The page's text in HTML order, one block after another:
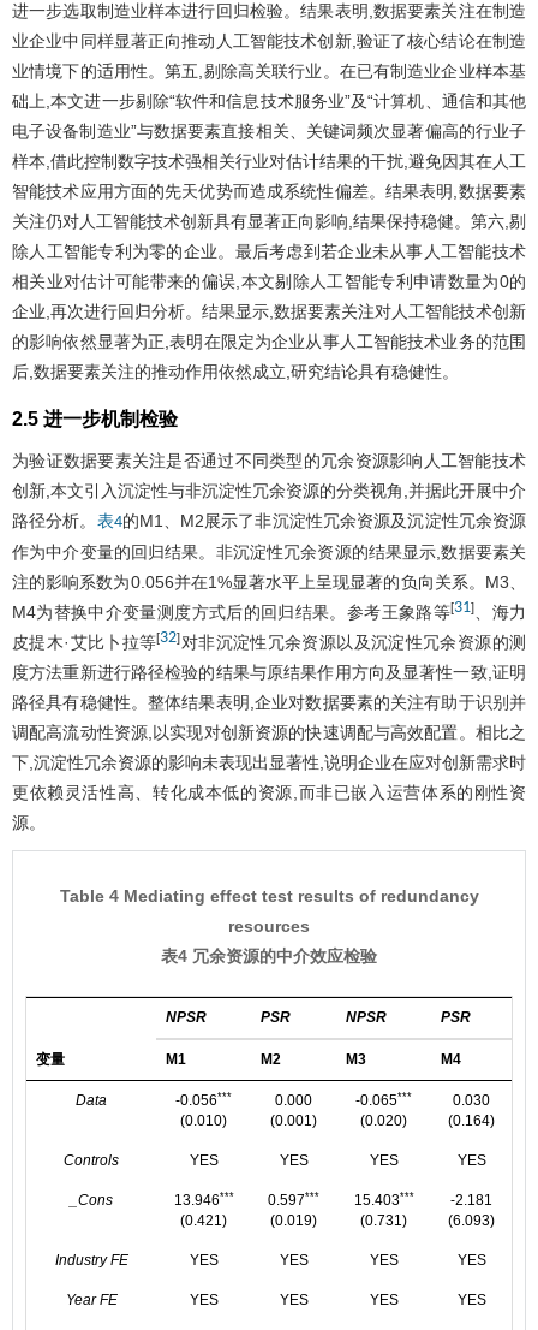
进一步选取制造业样本进行回归检验。结果表明,数据要素关注在制造
业企业中同样显著正向推动人工智能技术创新,验证了核心结论在制造
业情境下的适用性。第五,剔除高关联行业。在已有制造业企业样本基
础上,本文进一步剔除“软件和信息技术服务业”及“计算机、通信和其他
电子设备制造业”与数据要素直接相关、关键词频次显著偏高的行业子
样本,借此控制数字技术强相关行业对估计结果的干扰,避免因其在人工
智能技术应用方面的先天优势而造成系统性偏差。结果表明,数据要素
关注仍对人工智能技术创新具有显著正向影响,结果保持稳健。第六,剔
除人工智能专利为零的企业。最后考虑到若企业未从事人工智能技术
相关业对估计可能带来的偏误,本文剔除人工智能专利申请数量为0的
企业,再次进行回归分析。结果显示,数据要素关注对人工智能技术创新
的影响依然显著为正,表明在限定为企业从事人工智能技术业务的范围
后,数据要素关注的推动作用依然成立,研究结论具有稳健性。
2.5 进一步机制检验
为验证数据要素关注是否通过不同类型的冗余资源影响人工智能技术
创新,本文引入沉淀性与非沉淀性冗余资源的分类视角,并据此开展中介
路径分析。 表4的M1、M2展示了非沉淀性冗余资源及沉淀性冗余资源
作为中介变量的回归结果。非沉淀性冗余资源的结果显示,数据要素关
注的影响系数为0.056并在1%显著水平上呈现显著的负向关系。M3、
M4为替换中介变量测度方式后的回归结果。参考王象路等[31]、海力
皮提木·艾比卜拉等[32]对非沉淀性冗余资源以及沉淀性冗余资源的测
度方法重新进行路径检验的结果与原结果作用方向及显著性一致,证明
路径具有稳健性。整体结果表明,企业对数据要素的关注有助于识别并
调配高流动性资源,以实现对创新资源的快速调配与高效配置。相比之
下,沉淀性冗余资源的影响未表现出显著性,说明企业在应对创新需求时
更依赖灵活性高、转化成本低的资源,而非已嵌入运营体系的刚性资
源。
Table 4 Mediating effect test results of redundancy
resources
表4 冗余资源的中介效应检验
变量
NPSR PSR NPSR PSR
M1 M2 M3 M4
Data -0.056***
(0.010)
0.000
(0.001)
-0.065***
(0.020)
0.030
(0.164)
Controls YES YES YES YES
_Cons 13.946***
(0.421)
0.597***
(0.019)
15.403***
(0.731)
-2.181
(6.093)
Industry FE YES YES YES YES
Year FE YES YES YES YES